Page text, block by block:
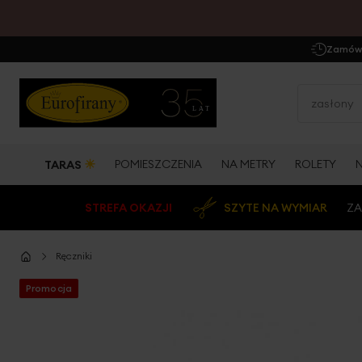
TARAS ☀ POMIESZCZENIA NA METRY ROLETY
STREFA OKAZJI SZYTE NA WYMIAR
Ręczniki
Promocja